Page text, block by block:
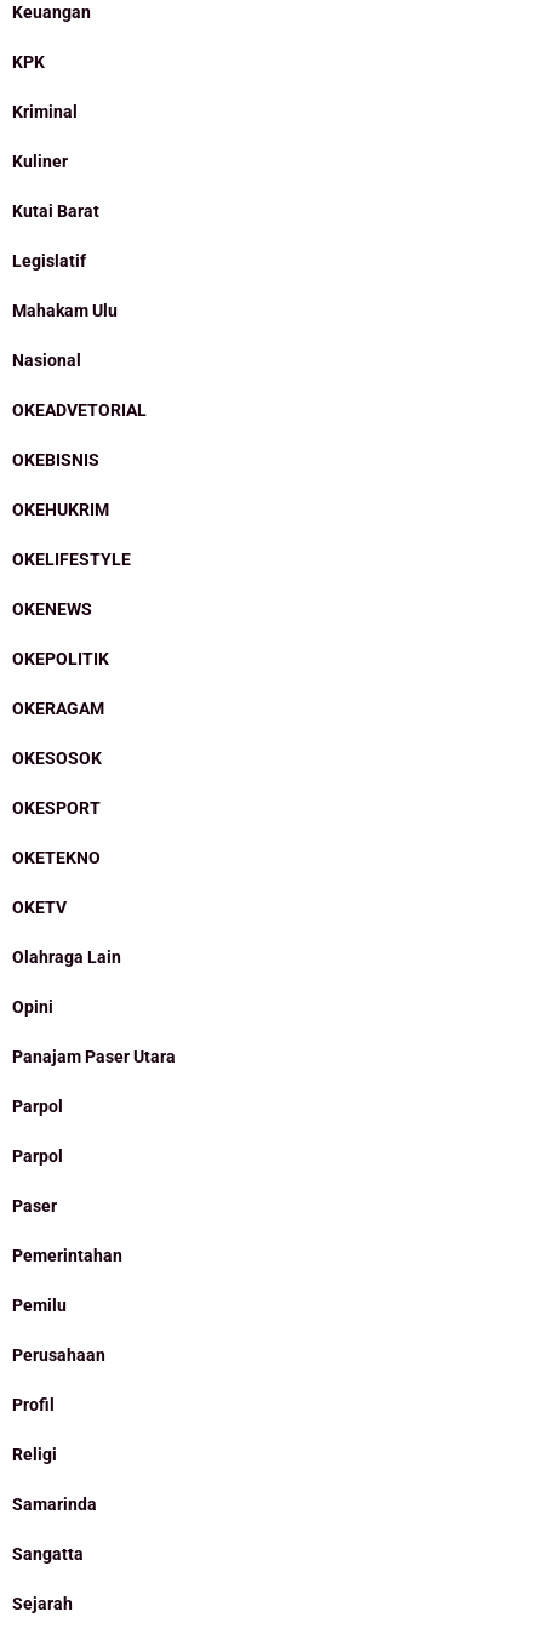
Keuangan
KPK
Kriminal
Kuliner
Kutai Barat
Legislatif
Mahakam Ulu
Nasional
OKEADVETORIAL
OKEBISNIS
OKEHUKRIM
OKELIFESTYLE
OKENEWS
OKEPOLITIK
OKERAGAM
OKESOSOK
OKESPORT
OKETEKNO
OKETV
Olahraga Lain
Opini
Panajam Paser Utara
Parpol
Parpol
Paser
Pemerintahan
Pemilu
Perusahaan
Profil
Religi
Samarinda
Sangatta
Sejarah